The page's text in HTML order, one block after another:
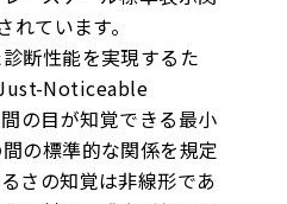
ています。
断性能を実現するた
Noticeable
の目が知覚できる最小
の標準的な関係を規定
さの知覚は非線形であ